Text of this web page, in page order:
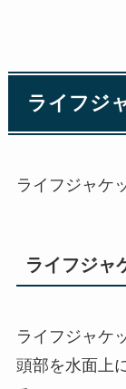
ライフジ
ライフジャケ
ライフジャ
ライフジャケ
頭部を水面上